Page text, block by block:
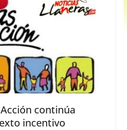
continúa
incentivo